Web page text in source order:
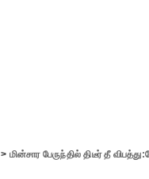
> மின்சார பேருந்தில் திடீர் தீ